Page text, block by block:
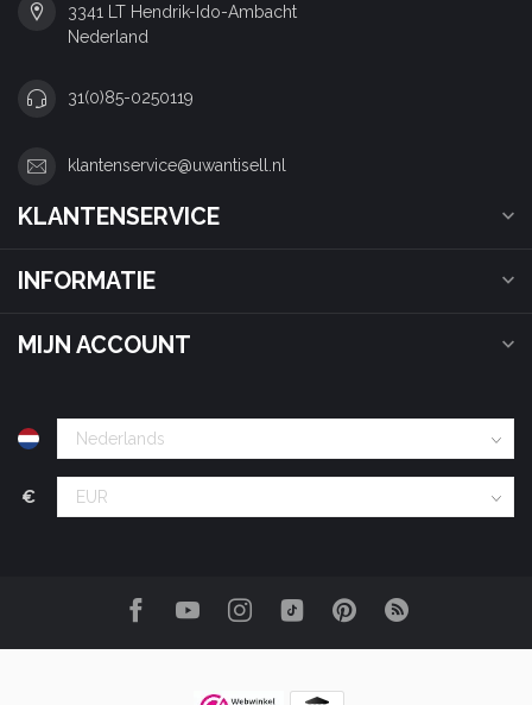
3341 LT Hendrik-Ido-Ambacht
Nederland
31(0)85-0250119
klantenservice@uwantisell.nl
KLANTENSERVICE
INFORMATIE
MIJN ACCOUNT
€